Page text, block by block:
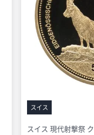
スイス
スイス 現代射撃祭